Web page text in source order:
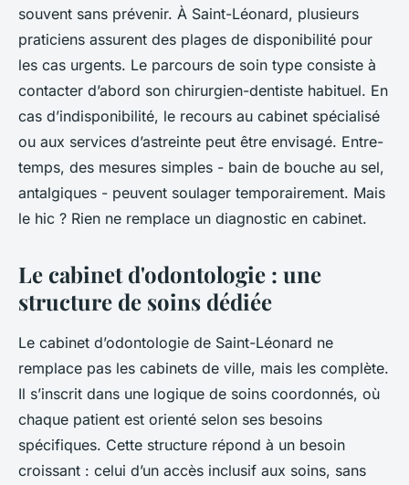
souvent sans prévenir. À Saint-Léonard, plusieurs
praticiens assurent des plages de disponibilité pour
les cas urgents. Le parcours de soin type consiste à
contacter d’abord son chirurgien-dentiste habituel. En
cas d’indisponibilité, le recours au cabinet spécialisé
ou aux services d’astreinte peut être envisagé. Entre-
temps, des mesures simples - bain de bouche au sel,
antalgiques - peuvent soulager temporairement. Mais
le hic ? Rien ne remplace un diagnostic en cabinet.
Le cabinet d'odontologie : une
structure de soins dédiée
Le cabinet d’odontologie de Saint-Léonard ne
remplace pas les cabinets de ville, mais les complète.
Il s’inscrit dans une logique de soins coordonnés, où
chaque patient est orienté selon ses besoins
spécifiques. Cette structure répond à un besoin
croissant : celui d’un accès inclusif aux soins, sans